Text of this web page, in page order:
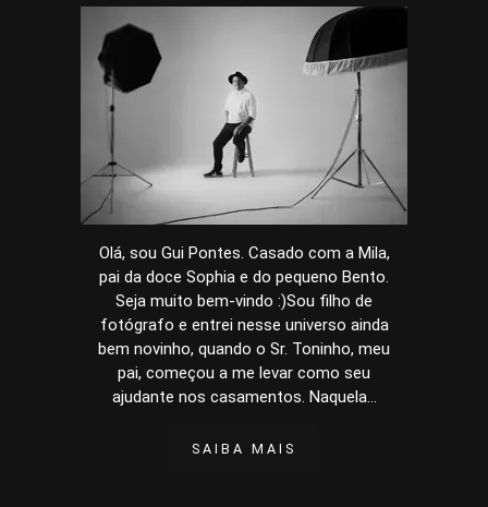
Olá, sou Gui Pontes. Casado com a Mila,
pai da doce Sophia e do pequeno Bento.
Seja muito bem-vindo :)Sou filho de
fotógrafo e entrei nesse universo ainda
bem novinho, quando o Sr. Toninho, meu
pai, começou a me levar como seu
ajudante nos casamentos. Naquela...
SAIBA MAIS